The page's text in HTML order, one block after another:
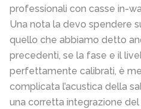
professionali con casse in-
Una nota la devo spendere
quello che abbiamo detto
precedenti, se la fase e il
perfettamente calibrati, è
complicata l’acustica della
una corretta integrazione